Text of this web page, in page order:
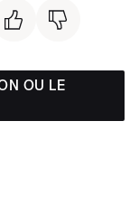
OU LE